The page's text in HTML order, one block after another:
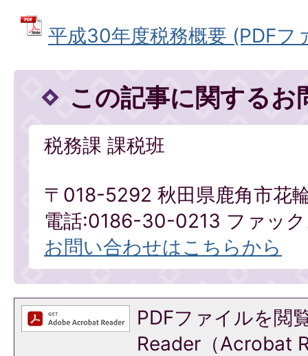
平成30年度税務概要 (PDFフ
この記事に関するお
税務課 課税班
〒018-5292 秋田県鹿角市花
電話:0186-30-0213 ファッ
お問い合わせはこちらから
PDFファイルを閲
Reader（Acrobat